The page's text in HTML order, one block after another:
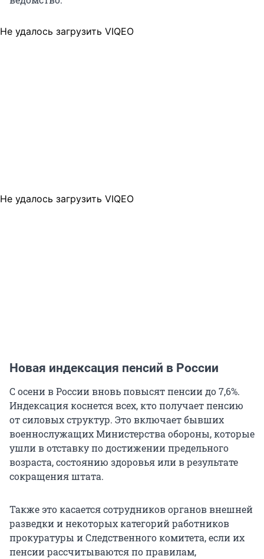
Не удалось загрузить VIQEO
Не удалось загрузить VIQEO
Новая индексация пенсий в России
С осени в России вновь повысят пенсии до 7,6%.
Индексация коснется всех, кто получает пенсию
от силовых структур. Это включает бывших
военнослужащих Министерства обороны, которые
ушли в отставку по достижении предельного
возраста, состоянию здоровья или в результате
сокращения штата.
Также это касается сотрудников органов внешней
разведки и некоторых категорий работников
прокуратуры и Следственного комитета, если их
пенсии рассчитываются по правилам,